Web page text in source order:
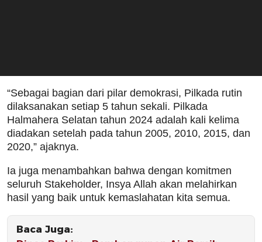
“Sebagai bagian dari pilar demokrasi, Pilkada rutin
dilaksanakan setiap 5 tahun sekali. Pilkada
Halmahera Selatan tahun 2024 adalah kali kelima
diadakan setelah pada tahun 2005, 2010, 2015, dan
2020,” ajaknya.
Ia juga menambahkan bahwa dengan komitmen
seluruh Stakeholder, Insya Allah akan melahirkan
hasil yang baik untuk kemaslahatan kita semua.
Baca Juga: